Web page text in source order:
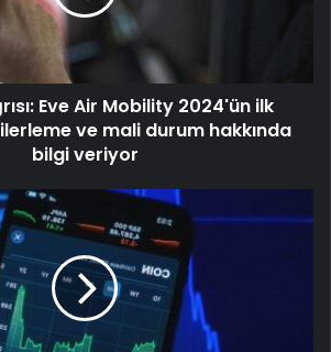
Eve Air Mobility 2024'ün ilk
ve mali durum hakkında
bilgi veriyor